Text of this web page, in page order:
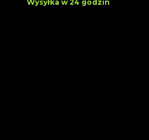
Wysyłka w 24 godzin